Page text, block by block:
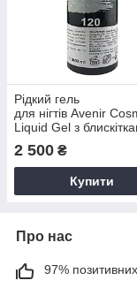
Рідкий гель
для нігтів Avenir
Liquid Gel з
2 500 ₴
Купити
Про нас
97% позитивних